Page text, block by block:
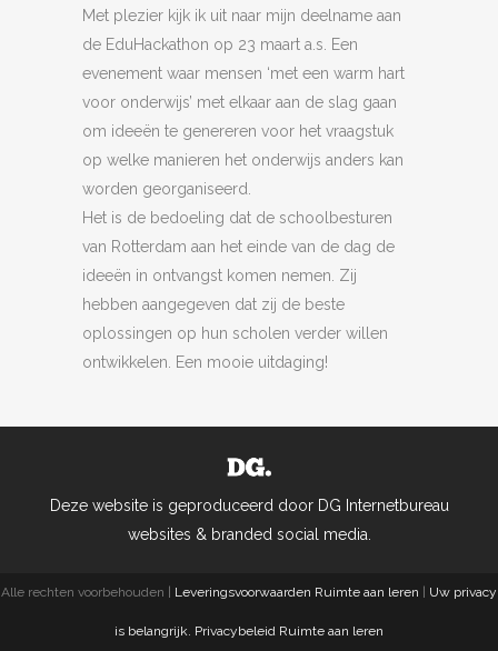
Met plezier kijk ik uit naar mijn deelname aan
de EduHackathon op 23 maart a.s. Een
evenement waar mensen ‘met een warm hart
voor onderwijs’ met elkaar aan de slag gaan
om ideeën te genereren voor het vraagstuk
op welke manieren het onderwijs anders kan
worden georganiseerd.
Het is de bedoeling dat de schoolbesturen
van Rotterdam aan het einde van de dag de
ideeën in ontvangst komen nemen. Zij
hebben aangegeven dat zij de beste
oplossingen op hun scholen verder willen
ontwikkelen. Een mooie uitdaging!
Deze website is geproduceerd door DG Internetbureau
websites & branded social media.
Alle rechten voorbehouden | Leveringsvoorwaarden Ruimte aan leren Uw privacy
is belangrijk. Privacybeleid Ruimte aan leren